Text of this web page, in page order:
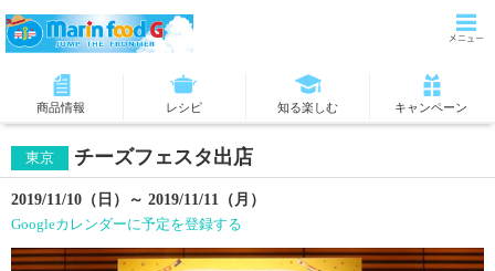
商品情報 レシピ 知る楽しむ キャンペーン
東京 チーズフェスタ出店
2019/11/10（日）～ 2019/11/11（月）
Googleカレンダーに予定を登録する